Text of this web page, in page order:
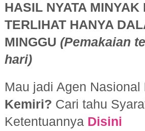
HASIL NYATA MINYAK
TERLIHAT HANYA
MINGGU (Pemakaian
hari)
Mau jadi Agen Nasional
Kemiri? Cari tahu
Ketentuannya Disini